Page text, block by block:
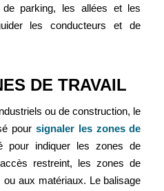
parking, les allées et les
les conducteurs et de
DE TRAVAIL
ou de construction, le
pour signaler les zones de
pour indiquer les zones de
restreint, les zones de
aux matériaux. Le balisage